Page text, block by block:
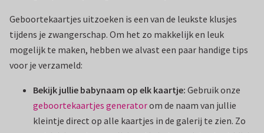
Geboortekaartjes uitzoeken is een van de leukste klusjes
tijdens je zwangerschap. Om het zo makkelijk en leuk
mogelijk te maken, hebben we alvast een paar handige tips
voor je verzameld:
Bekijk jullie babynaam op elk kaartje: Gebruik onze
geboortekaartjes generatorom de naam van jullie
kleintje direct op alle kaartjes in de galerij te zien. Zo